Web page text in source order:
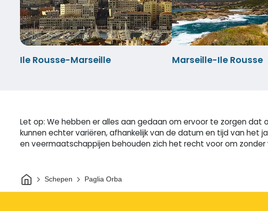
Ile Rousse-Marseille Marseille-Ile Rousse
Let op: We hebben er alles aan gedaan om ervoor te zorgen dat
kunnen echter variëren, afhankelijk van de datum en tijd van het
en veermaatschappijen behouden zich het recht voor om
ThuisSchepen Paglia Orba